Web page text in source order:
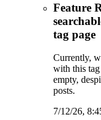
Feature
tag page
Currently,
with this tag
empty,
posts.
7/12/26,